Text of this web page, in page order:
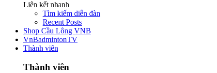
Liên kết nhanh
Tìm kiếm diễn đàn
Recent Posts
Shop Cầu Lông VNB
VnBadmintonTV
Thành viên
Thành viên